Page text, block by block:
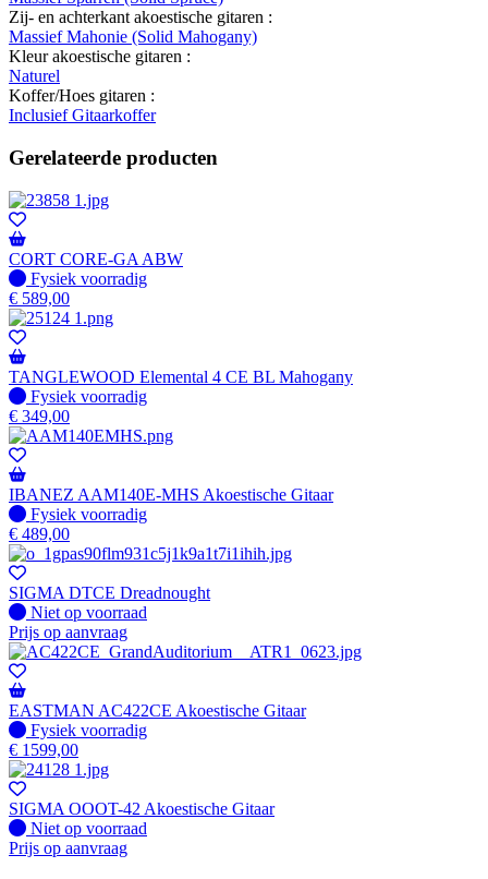
Zij- en achterkant akoestische gitaren :
Massief Mahonie (Solid Mahogany)
Kleur akoestische gitaren :
Naturel
Koffer/Hoes gitaren :
Inclusief Gitaarkoffer
Gerelateerde producten
CORT CORE-GA ABW
Fysiek voorradig
Fysiek voorradig
€ 589,00
TANGLEWOOD Elemental 4 CE BL Mahogany
Fysiek voorradig
Fysiek voorradig
€ 349,00
IBANEZ AAM140E-MHS Akoestische Gitaar
Fysiek voorradig
Fysiek voorradig
€ 489,00
SIGMA DTCE Dreadnought
Fysiek voorradig
Niet op voorraad
Prijs op aanvraag
EASTMAN AC422CE Akoestische Gitaar
Fysiek voorradig
Fysiek voorradig
€ 1599,00
SIGMA OOOT-42 Akoestische Gitaar
Fysiek voorradig
Niet op voorraad
Prijs op aanvraag